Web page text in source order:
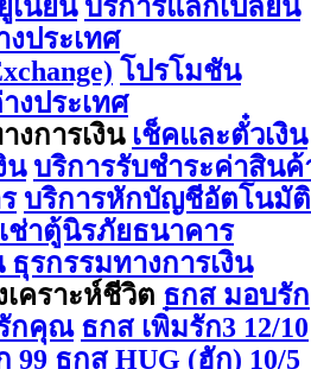
เนี่ยน บริการแลกเปลี่ยน
งประเทศ
โปรโมชัน
งประเทศ
งการเงิน เช็คและตั๋วเงิน
น บริการรับชำระค่าสินค้
บริการหักบัญชีอัตโนมัติ
ช่าตู้นิรภัยธนาคาร
รกรรมทางการเงิน
เคราะห์ชีวิต ธกส มอบรัก
กคุณ ธกส เพิ่มรัก3 12/10
99 ธกส HUG (ฮัก) 10/5